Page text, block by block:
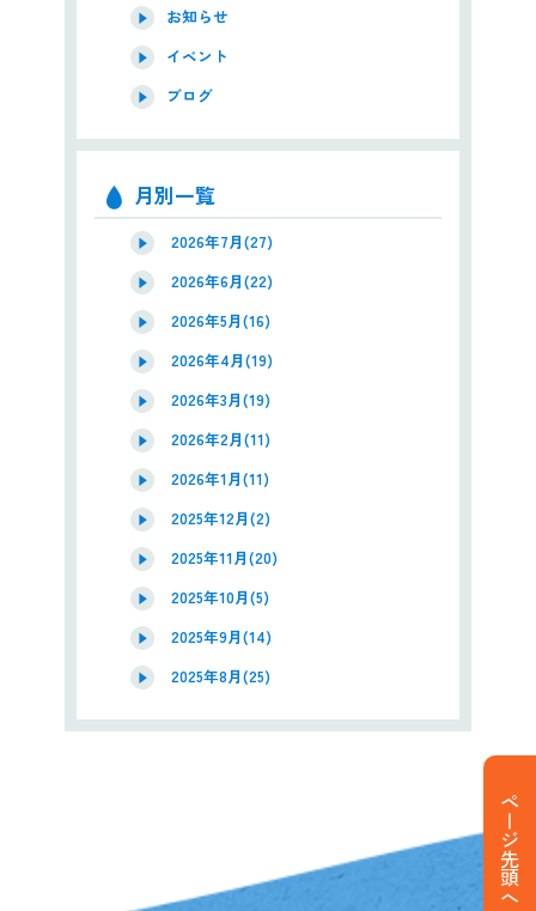
お知らせ
イベント
ブログ
月別一覧
2026年7月(27)
2026年6月(22)
2026年5月(16)
2026年4月(19)
2026年3月(19)
2026年2月(11)
2026年1月(11)
2025年12月(2)
2025年11月(20)
2025年10月(5)
2025年9月(14)
2025年8月(25)
ページ先頭へ